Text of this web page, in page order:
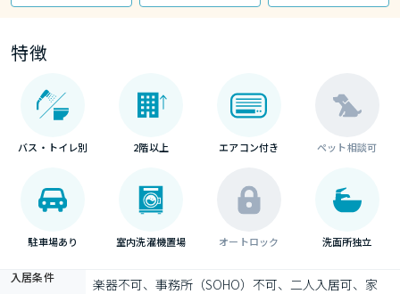
特徴
バス・トイレ別 2階以上 エアコン付き ペット相談可
駐車場あり 室内洗濯機置場 オートロック 洗面所独立
入居条件
楽器不可、事務所（SOHO）不可、二人入居可、家